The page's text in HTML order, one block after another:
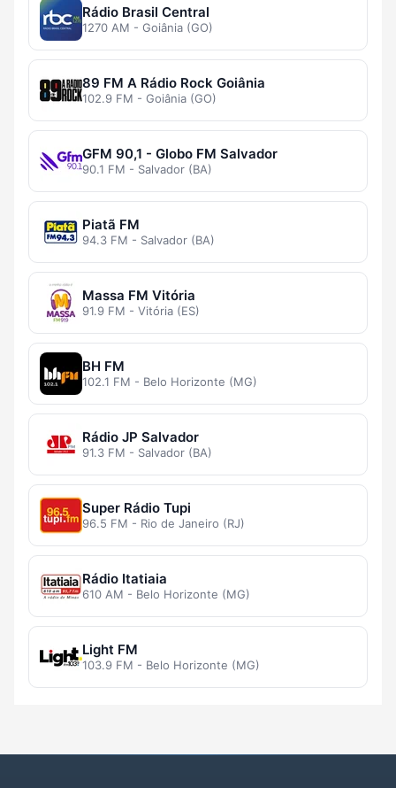
Rádio Brasil Central
1270 AM - Goiânia (GO)
89 FM A Rádio Rock Goiânia
102.9 FM - Goiânia (GO)
GFM 90,1 - Globo FM Salvador
90.1 FM - Salvador (BA)
Piatã FM
94.3 FM - Salvador (BA)
Massa FM Vitória
91.9 FM - Vitória (ES)
BH FM
102.1 FM - Belo Horizonte (MG)
Rádio JP Salvador
91.3 FM - Salvador (BA)
Super Rádio Tupi
96.5 FM - Rio de Janeiro (RJ)
Rádio Itatiaia
610 AM - Belo Horizonte (MG)
Light FM
103.9 FM - Belo Horizonte (MG)